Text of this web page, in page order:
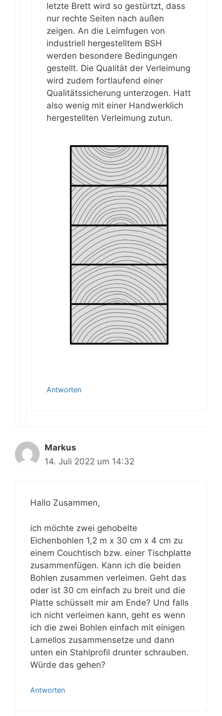
letzte Brett wird so gestürtzt, dass
nur rechte Seiten nach außen
zeigen. An die Leimfugen von
industriell hergestelltem BSH
werden besondere Bedingungen
gestellt. Die Qualität der Verleimung
wird zudem fortlaufend einer
Qualitätssicherung unterzogen. Hatt
also wenig mit einer Handwerklich
hergestellten Verleimung zutun.
Antworten
Markus
14. Juli 2022 um 14:32
Hallo Zusammen,
ich möchte zwei gehobelte
Eichenbohlen 1,2 m x 30 cm x 4 cm zu
einem Couchtisch bzw. einer Tischplatte
zusammenfügen. Kann ich die beiden
Bohlen zusammen verleimen. Geht das
oder ist 30 cm einfach zu breit und die
Platte schüsselt mir am Ende? Und falls
ich nicht verleimen kann, geht es wenn
ich die zwei Bohlen einfach mit einigen
Lamellos zusammensetze und dann
unten ein Stahlprofil drunter schrauben.
Würde das gehen?
Antworten